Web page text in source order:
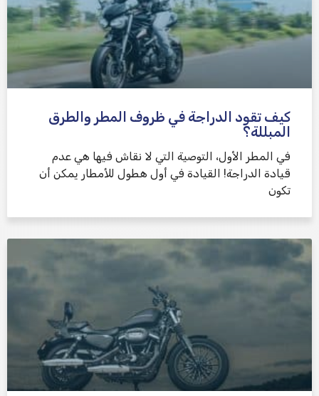
كيف تقود الدراجة في ظروف المطر والطرق
المبللة؟
في المطر الأول، التوصية التي لا نقاش فيها هي عدم
قيادة الدراجة! القيادة في أول هطول للأمطار يمكن أن
تكون